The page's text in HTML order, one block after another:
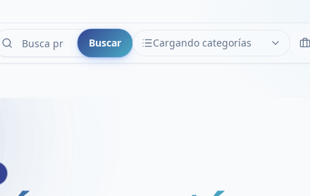
Buscar Cargando categorías
CATEGORÍAS Limpiar